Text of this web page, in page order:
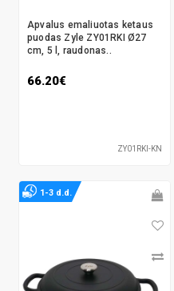
Apvalus emaliuotas ketaus
puodas Zyle ZY01RKI Ø27
cm, 5 l, raudonas..
66.20€
ZY01RKI-KN
1-3 d.d.